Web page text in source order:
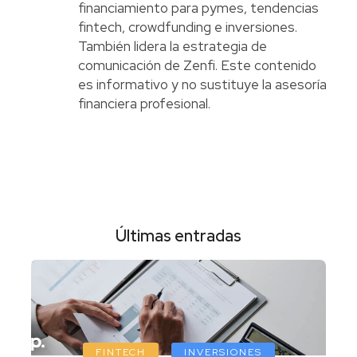
financiamiento para pymes, tendencias
fintech, crowdfunding e inversiones.
También lidera la estrategia de
comunicación de Zenfi. Este contenido
es informativo y no sustituye la asesoría
financiera profesional.
Últimas entradas
FINTECH INVERSIONES